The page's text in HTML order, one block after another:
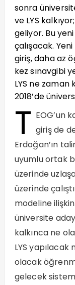
sonra
ve LYS
geliyor. Bu
çalışacak.
giriş, daha az
kez sınavgibi
LYS ne zaman
2018’de
T EOG’un
giriş de
Erdoğan’ın
uyumlu ortak
üzerinde
üzerinde
modeline
üniversite
kalkınca ne
LYS yapılacak
olacak
gelecek